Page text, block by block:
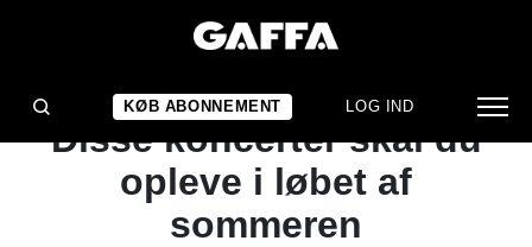
KØB ABONNEMENT LOG IND
ARTIKEL
GAFFA ANBEFALER:
Disse koncerter skal du
opleve i løbet af
sommeren